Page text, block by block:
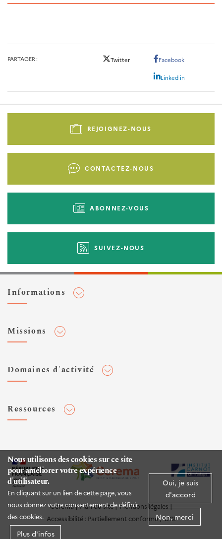
Nous utilisons des cookies sur ce site
pour améliorer votre expérience
d'utilisateur.
En cliquant sur un lien de cette page, vous
nous donnez votre consentement de définir
des cookies.
Plus d'infos
Oui, je suis
d'accord
Non, merci
PARTAGER Twitter Facebook
Linked in
Pied
-
REJOIGNEZ-NOUS
CONTACTEZ-NOUS
ABONNEZ-VOUS
SUIVEZ-NOUS
Informations
Flux RSS
Veilles et newsletters
Expertises Territoires
Espace presse
Missions
Normalisation
Domaines d'activité
Infrastructures de transport
Environnement et risques
Mer et littoral
Ressources
Rapports d'étude
Publications HAL
Documentation routière (DTRF)
Logiciels & apps
Sites web
Twitter Cerema
Cerema Plan du site
Mentions légales
Accessibilité : Partiellement conforme
CGI